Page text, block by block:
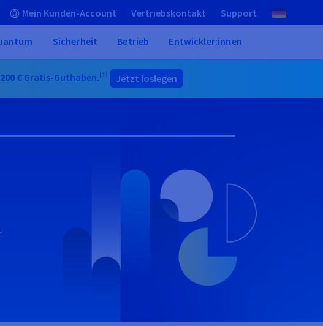
Mein Kunden-Account Vertriebskontakt Support
Sicherheit Betrieb Entwickler:innen
200 €Gratis-Guthaben.[1] Jetzt loslegen